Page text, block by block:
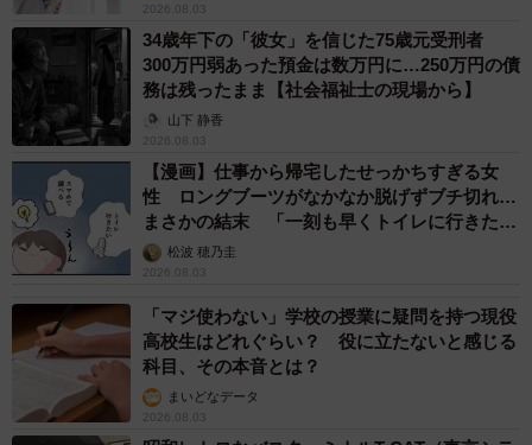
2026.08.03
34歳年下の「彼女」を信じた75歳元受刑者
300万円弱あった預金は数万円に…250万円の債
務は残ったまま【社会福祉士の現場から】
山下 静香
2026.08.03
【漫画】仕事から帰宅したせっかちすぎる女
性 ロングブーツがなかなか脱げずブチ切れ…
まさかの結末 「一刻も早くトイレに行きたか
った」松波 穂乃圭
2026.08.03
「マジ使わない」学校の授業に疑問を持つ現役
高校生はどれぐらい？ 役に立たないと感じる
科目、その本音とは？
まいどなデータ
2026.08.03